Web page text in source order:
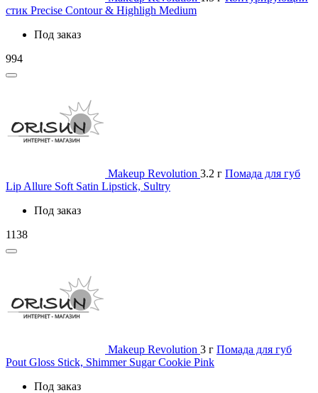
стик Precise Contour & Highligh Medium
Под заказ
994
Makeup Revolution 3.2 г Помада для губ
Lip Allure Soft Satin Lipstick, Sultry
Под заказ
1138
Makeup Revolution 3 г Помада для губ
Pout Gloss Stick, Shimmer Sugar Cookie Pink
Под заказ